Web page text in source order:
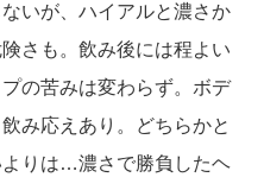
いが、ハイアルと濃さか
さも。飲み後には程よい
の苦みは変わらず。ボデ
み応えあり。どちらかと
りは…濃さで勝負したヘ